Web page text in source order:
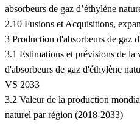
absorbeurs de gaz d’éthylène
2.10 Fusions et Acquisitions,
3 Production d'absorbeurs de gaz
3.1 Estimations et prévisions de
d'absorbeurs de gaz d'éthylène
VS 2033
3.2 Valeur de la production
naturel par région (2018-2033)